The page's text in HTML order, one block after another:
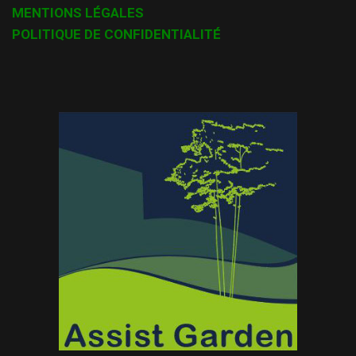
MENTIONS LÉGALES
POLITIQUE DE CONFIDENTIALITÉ